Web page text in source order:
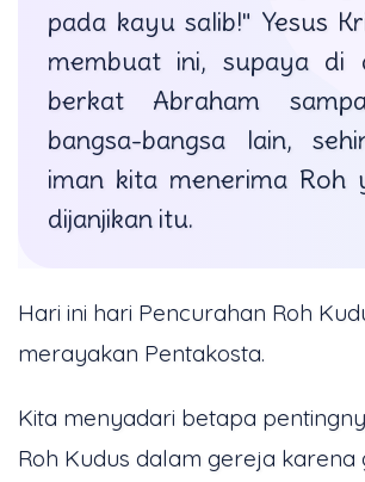
pada kayu salib!" Yesus
membuat ini, supaya di
berkat Abraham
bangsa-bangsa lain,
iman kita menerima Roh
dijanjikan itu.
Hari ini hari Pencurahan Roh
merayakan Pentakosta.
Kita menyadari betapa
Roh Kudus dalam gereja